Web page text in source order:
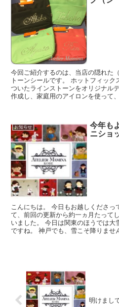
今回ご紹介するのは、当店の隠れた
トーンシールです。 ホットフィッ
ついたラインストーンをオリジナル
作成し、家庭用のアイロンを使って
お知らせ
今年も
ニショ
こんにちは。 今日もお越しくださっ
て、前回の更新から約一ヵ月たって
いました。 今日は関東のほうでは大
ですね。 神戸でも、雪こそ降りませ
明けまし